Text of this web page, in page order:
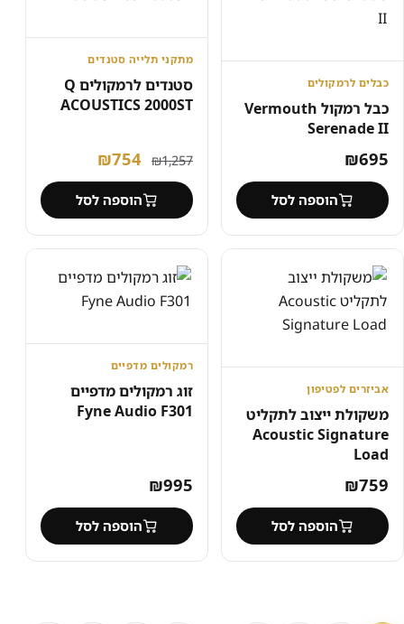
כבלים לרמקולים
כבל רמקול Vermouth
Serenade II
₪695
הוספה לסל
מתקני תלייה ‏סטנדים
סטנדים לרמקולים Q
ACOUSTICS 2000ST
₪1,257
המחיר
המקורי
היה:
₪1,257.
₪754
הנוכחי
הוא:
₪754.
הוספה לסל
אביזרים לפטיפון
משקולת ייצוב לתקליט
Acoustic Signature
Load
₪759
הוספה לסל
רמקולים מדפיים
זוג רמקולים מדפיים
Fyne Audio F301
₪995
הוספה לסל